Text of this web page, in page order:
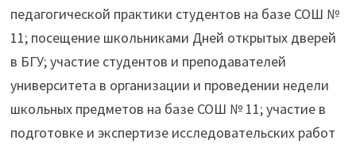
педагогической практики студентов на базе СОШ №
11; посещение школьниками Дней открытых дверей
в БГУ; участие студентов и преподавателей
университета в организации и проведении недели
школьных предметов на базе СОШ № 11; участие в
подготовке и экспертизе исследовательских работ